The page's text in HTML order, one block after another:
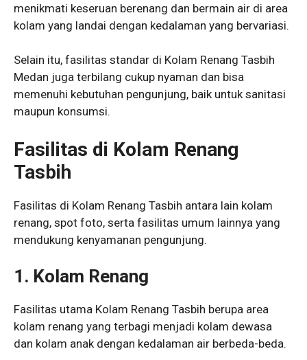
menikmati keseruan berenang dan bermain air di area
kolam yang landai dengan kedalaman yang bervariasi.
Selain itu, fasilitas standar di Kolam Renang Tasbih
Medan juga terbilang cukup nyaman dan bisa
memenuhi kebutuhan pengunjung, baik untuk sanitasi
maupun konsumsi.
Fasilitas di Kolam Renang
Tasbih
Fasilitas di Kolam Renang Tasbih antara lain kolam
renang, spot foto, serta fasilitas umum lainnya yang
mendukung kenyamanan pengunjung.
1. Kolam Renang
Fasilitas utama Kolam Renang Tasbih berupa area
kolam renang yang terbagi menjadi kolam dewasa
dan kolam anak dengan kedalaman air berbeda-beda.